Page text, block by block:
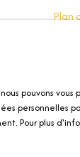
Plan
pouvons
Pour plus